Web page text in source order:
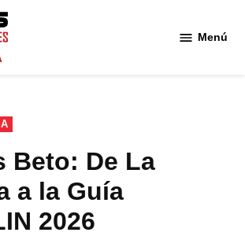
Menú
Beto: De La
a la Guía
2026